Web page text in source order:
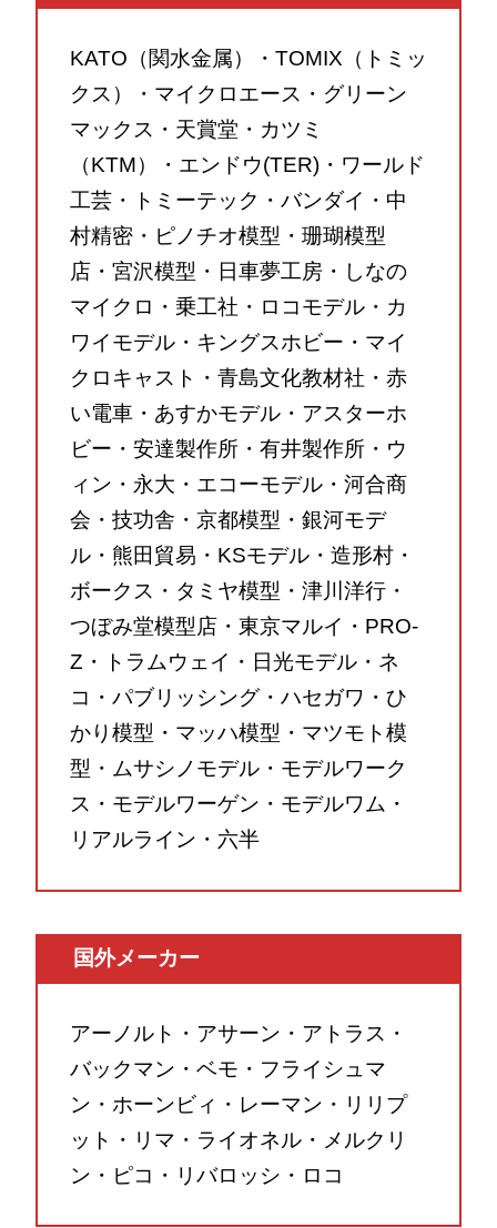
KATO（関水金属）・TOMIX（トミッ
クス）・マイクロエース・グリーン
マックス・天賞堂・カツミ
（KTM）・エンドウ(TER)・ワールド
工芸・トミーテック・バンダイ・中
村精密・ピノチオ模型・珊瑚模型
店・宮沢模型・日車夢工房・しなの
マイクロ・乗工社・ロコモデル・カ
ワイモデル・キングスホビー・マイ
クロキャスト・青島文化教材社・赤
い電車・あすかモデル・アスターホ
ビー・安達製作所・有井製作所・ウ
ィン・永大・エコーモデル・河合商
会・技功舎・京都模型・銀河モデ
ル・熊田貿易・KSモデル・造形村・
ボークス・タミヤ模型・津川洋行・
つぼみ堂模型店・東京マルイ・PRO-
Z・トラムウェイ・日光モデル・ネ
コ・パブリッシング・ハセガワ・ひ
かり模型・マッハ模型・マツモト模
型・ムサシノモデル・モデルワーク
ス・モデルワーゲン・モデルワム・
リアルライン・六半
国外メーカー
アーノルト・アサーン・アトラス・
バックマン・ベモ・フライシュマ
ン・ホーンビィ・レーマン・リリプ
ット・リマ・ライオネル・メルクリ
ン・ピコ・リバロッシ・ロコ